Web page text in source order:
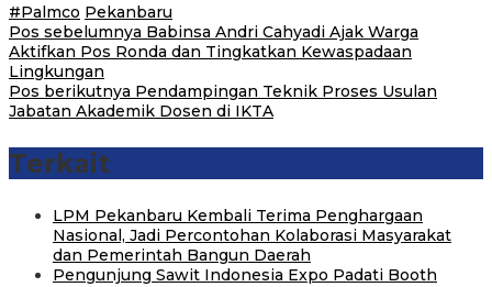
#Palmco Pekanbaru
Navigasi
pos
Pos sebelumnya Babinsa Andri Cahyadi Ajak Warga
Aktifkan Pos Ronda dan Tingkatkan Kewaspadaan
Lingkungan
Pos berikutnya Pendampingan Teknik Proses Usulan
Jabatan Akademik Dosen di IKTA
Terkait
‎LPM Pekanbaru Kembali Terima Penghargaan
Nasional, Jadi Percontohan Kolaborasi Masyarakat
dan Pemerintah Bangun Daerah
Pengunjung Sawit Indonesia Expo Padati Booth